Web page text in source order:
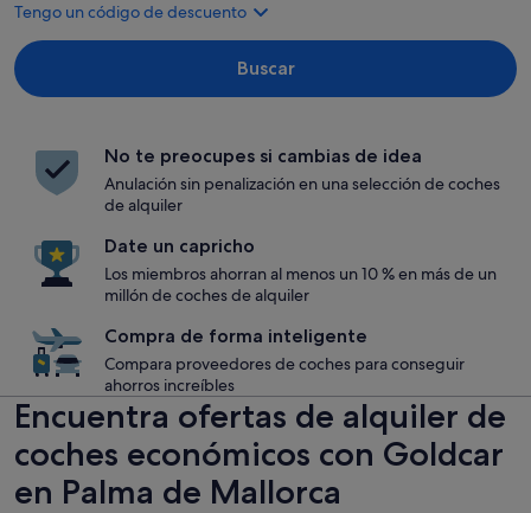
Tengo un código de descuento
Buscar
No te preocupes si cambias de idea
Anulación sin penalización en una selección de coches
de alquiler
Date un capricho
Los miembros ahorran al menos un 10 % en más de un
millón de coches de alquiler
Compra de forma inteligente
Compara proveedores de coches para conseguir
ahorros increíbles
Encuentra ofertas de alquiler de
coches económicos con Goldcar
en Palma de Mallorca